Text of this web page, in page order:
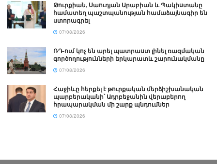
Թուրքիան, Սաուդյան Արաբիան և Պակիստանը
համատեղ պաշտպանության համաձայնագիր են
ստորագրել
07/08/2026
ՌԴ-ում կոչ են արել պատրաստ լինել ռազմական
գործողությունների երկարատև շարունակմանը
07/08/2026
Հաջիևը հերքել է թուրքական մերձիշխանական
պարբերականի՝ Ադրբեջանին վերաբերող
հրապարակման մի շարք պնդումներ
07/08/2026